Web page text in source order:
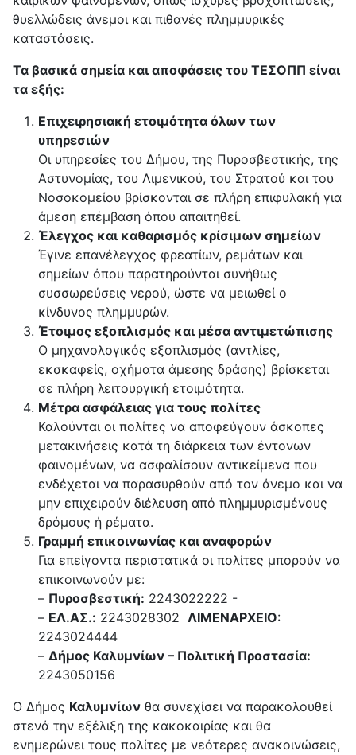
θυελλώδεις άνεμοι και πιθανές πλημμυρικές
καταστάσεις.
Τα βασικά σημεία και αποφάσεις του ΤΕΣΟΠΠ είναι
τα εξής:
Επιχειρησιακή ετοιμότητα όλων των
υπηρεσιών
Οι υπηρεσίες του Δήμου, της Πυροσβεστικής, της
Αστυνομίας, του Λιμενικού, του Στρατού και του
Νοσοκομείου βρίσκονται σε πλήρη επιφυλακή για
άμεση επέμβαση όπου απαιτηθεί.
Έλεγχος και καθαρισμός κρίσιμων σημείων
Έγινε επανέλεγχος φρεατίων, ρεμάτων και
σημείων όπου παρατηρούνται συνήθως
συσσωρεύσεις νερού, ώστε να μειωθεί ο
κίνδυνος πλημμυρών.
Έτοιμος εξοπλισμός και μέσα αντιμετώπισης
Ο μηχανολογικός εξοπλισμός (αντλίες,
εκσκαφείς, οχήματα άμεσης δράσης) βρίσκεται
σε πλήρη λειτουργική ετοιμότητα.
Μέτρα ασφάλειας για τους πολίτες
Καλούνται οι πολίτες να αποφεύγουν άσκοπες
μετακινήσεις κατά τη διάρκεια των έντονων
φαινομένων, να ασφαλίσουν αντικείμενα που
ενδέχεται να παρασυρθούν από τον άνεμο και να
μην επιχειρούν διέλευση από πλημμυρισμένους
δρόμους ή ρέματα.
Γραμμή επικοινωνίας και αναφορών
Για επείγοντα περιστατικά οι πολίτες μπορούν να
επικοινωνούν με:
– Πυροσβεστική: 2243022222 -
– ΕΛ.ΑΣ.: 2243028302 ΛΙΜΕΝΑΡΧΕΙΟ:
2243024444
– Δήμος Καλυμνίων – Πολιτική Προστασία:
2243050156
Ο Δήμος Καλυμνίων θα συνεχίσει να παρακολουθεί
στενά την εξέλιξη της κακοκαιρίας και θα
ενημερώνει τους πολίτες με νεότερες ανακοινώσεις,